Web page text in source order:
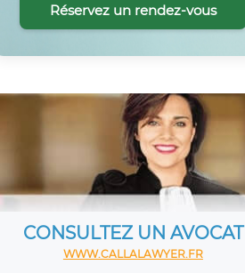
Réservez un rendez-vous
CONSULTEZ UN AVOCAT
WWW.CALLALAWYER.FR